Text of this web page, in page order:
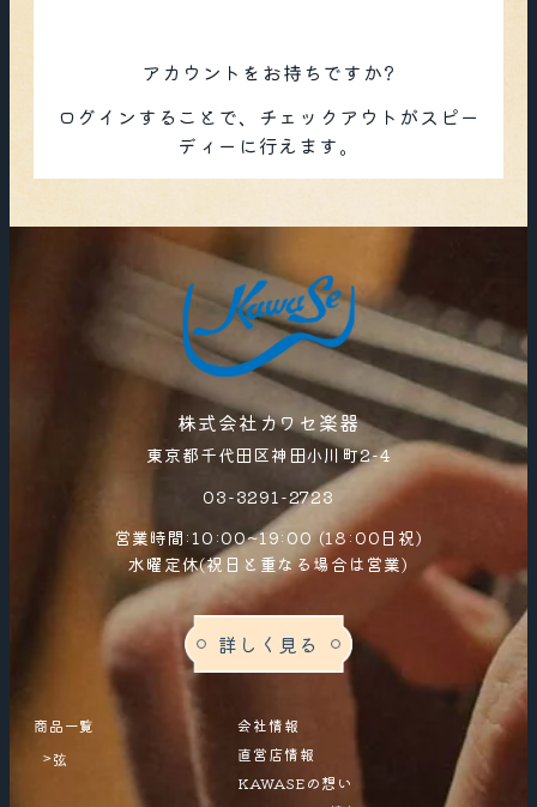
アカウントをお持ちですか?
ログイン することで、チェックアウトがスピー
ディーに行えます。
株式会社カワセ楽器
東京都千代田区神田小川町2-4
03-3291-2723
営業時間:10:00~19:00 (18:00日祝)
水曜定休(祝日と重なる場合は営業)
詳しく見る
商品一覧
>弦
会社情報
直営店情報
KAWASEの想い